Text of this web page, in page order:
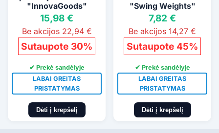
"InnovaGoods"
15,98 €
Be akcijos 22,94 €
Sutaupote 30%
✔ Prekė sandėlyje
LABAI GREITAS
PRISTATYMAS
Dėti į krepšelį
"Swing Weights"
7,82 €
Be akcijos 14,27 €
Sutaupote 45%
✔ Prekė sandėlyje
LABAI GREITAS
PRISTATYMAS
Dėti į krepšelį